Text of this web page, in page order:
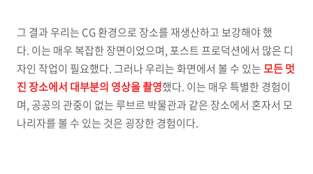
그 결과 우리는 CG 환경으로 장소를 재생산하고 보강해야 했
다. 이는 매우 복잡한 장면이었으며, 포스트 프로덕션에서 많은 디
자인 작업이 필요했다. 그러나 우리는 화면에서 볼 수 있는모든 멋
진 장소에서 대부분의 영상을 촬영했다. 이는 매우 특별한 경험이
며, 공공의 관중이 없는 루브르 박물관과 같은 장소에서 혼자서 모
나리자를 볼 수 있는 것은 굉장한 경험이다.